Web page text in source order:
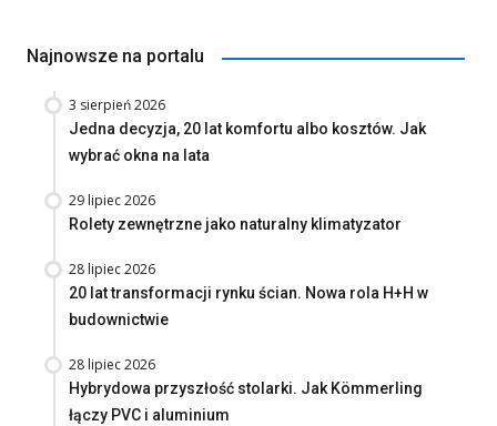
Najnowsze na portalu
3 sierpień 2026
Jedna decyzja, 20 lat komfortu albo kosztów. Jak
wybrać okna na lata
29 lipiec 2026
Rolety zewnętrzne jako naturalny klimatyzator
28 lipiec 2026
20 lat transformacji rynku ścian. Nowa rola H+H w
budownictwie
28 lipiec 2026
Hybrydowa przyszłość stolarki. Jak Kömmerling
łączy PVC i aluminium